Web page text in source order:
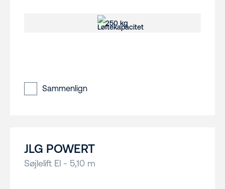
250 kg
Sammenlign
JLG POWERT
Søjlelift El - 5,10 m